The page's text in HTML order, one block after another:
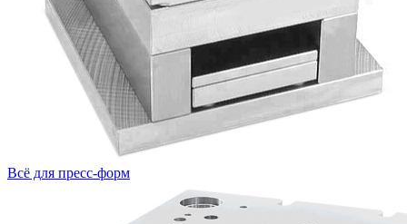
Всё для пресс-форм